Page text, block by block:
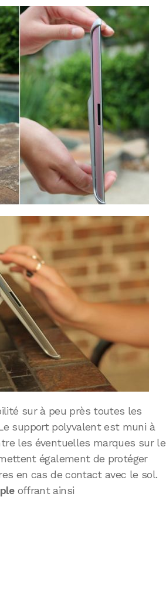
sur à peu près toutes les
support polyvalent est muni à
les éventuelles marques sur le
également de protéger
en cas de contact avec le sol.
offrant ainsi